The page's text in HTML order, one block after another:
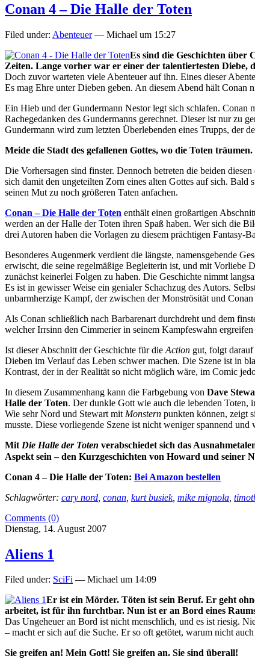
Conan 4 – Die Halle der Toten
Filed under: Abenteuer— Michael um 15:27
Es sind die Geschichten über
Zeiten. Lange vorher war er einer der talentiertesten Diebe,
Doch zuvor warteten viele Abenteuer auf ihn. Eines dieser
Es mag Ehre unter Dieben geben. An diesem Abend hält Conan
Ein Hieb und der Gundermann Nestor legt sich schlafen. Conan
Rachegedanken des Gundermanns gerechnet. Dieser ist nur zu
Gundermann wird zum letzten Überlebenden eines Trupps, der
Meide die Stadt des gefallenen Gottes, wo die Toten
Die Vorhersagen sind finster. Dennoch betreten die beiden
sich damit den ungeteilten Zorn eines alten Gottes auf sich.
seinen Mut zu noch größeren Taten anfachen.
Conan – Die Halle der Toten enthält einen großartigen
werden an der Halle der Toten ihren Spaß haben. Wer sich die
drei Autoren haben die Vorlagen zu diesem prächtigen Fantasy-
Besonderes Augenmerk verdient die längste, namensgebende
erwischt, die seine regelmäßige Begleiterin ist, und mit Vorliebe
zunächst keinerlei Folgen zu haben. Die Geschichte nimmt
Es ist in gewisser Weise ein genialer Schachzug des Autors.
unbarmherzige Kampf, der zwischen der Monströsität und Conan
Als Conan schließlich nach Barbarenart durchdreht und dem
welcher Irrsinn den Cimmerier in seinem Kampfeswahn ergreifen
Ist dieser Abschnitt der Geschichte für die Action gut, folgt
Dieben im Verlauf das Leben schwer machen. Die Szene ist in
Kontrast, der in der Realität so nicht möglich wäre, im Comic
In diesem Zusammenhang kann die Farbgebung von Dave
Halle der Toten. Der dunkle Gott wie auch die lebenden Toten,
Wie sehr Nord und Stewart mit Monstern punkten können, zeigt
musste. Diese vorliegende Szene ist nicht weniger spannend
Mit Die Halle der Toten verabschiedet sich das
Aspekt sein – den Kurzgeschichten von Howard und seiner
Conan 4 – Die Halle der Toten: Bei Amazon bestellen
Schlagwörter: cary nord conan kurt busiek, mike mignola
Comments (0)
Dienstag, 14. August 2007
Aliens 1
Filed under: SciFi — Michael um 14:09
Er ist ein Mörder. Töten ist sein Beruf. Er geht
arbeitet, ist für ihn furchtbar. Nun ist er an Bord eines
Das Ungeheuer an Bord ist nicht menschlich, und es ist riesig.
– macht er sich auf die Suche. Er so oft getötet, warum nicht
Sie greifen an! Mein Gott! Sie greifen an. Sie sind überall!